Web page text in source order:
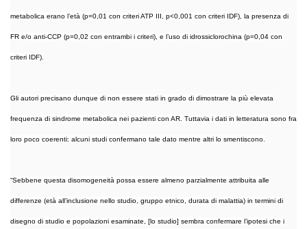
metabolica erano l’età (p=0,01 con criteri ATP III, p<0,001 con criteri IDF), la presenza di
FR e/o anti-CCP (p=0,02 con entrambi i criteri), e l’uso di idrossiclorochina (p=0,04 con
criteri IDF).
Gli autori precisano dunque di non essere stati in grado di dimostrare la più elevata
frequenza di sindrome metabolica nei pazienti con AR. Tuttavia i dati in letteratura sono fra
loro poco coerenti: alcuni studi confermano tale dato mentre altri lo smentiscono.
“Sebbene questa disomogeneità possa essere almeno parzialmente attribuita alle
differenze (età all’inclusione nello studio, gruppo etnico, durata di malattia) in termini di
disegno di studio e popolazioni esaminate, [lo studio] sembra confermare l’ipotesi che i